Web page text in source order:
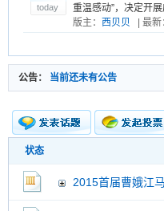
today
重温感动”，决定开
版主：
西贝贝 | 最新
公告： 当前还未有公告
新的主题
交易帖
状态
2015首届曹娥江